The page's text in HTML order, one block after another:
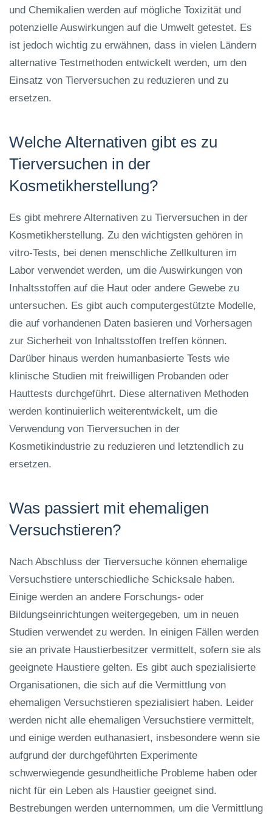
und Chemikalien werden auf mögliche Toxizität und
potenzielle Auswirkungen auf die Umwelt getestet. Es
ist jedoch wichtig zu erwähnen, dass in vielen Ländern
alternative Testmethoden entwickelt werden, um den
Einsatz von Tierversuchen zu reduzieren und zu
ersetzen.
Welche Alternativen gibt es zu
Tierversuchen in der
Kosmetikherstellung?
Es gibt mehrere Alternativen zu Tierversuchen in der
Kosmetikherstellung. Zu den wichtigsten gehören in
vitro-Tests, bei denen menschliche Zellkulturen im
Labor verwendet werden, um die Auswirkungen von
Inhaltsstoffen auf die Haut oder andere Gewebe zu
untersuchen. Es gibt auch computergestützte Modelle,
die auf vorhandenen Daten basieren und Vorhersagen
zur Sicherheit von Inhaltsstoffen treffen können.
Darüber hinaus werden humanbasierte Tests wie
klinische Studien mit freiwilligen Probanden oder
Hauttests durchgeführt. Diese alternativen Methoden
werden kontinuierlich weiterentwickelt, um die
Verwendung von Tierversuchen in der
Kosmetikindustrie zu reduzieren und letztendlich zu
ersetzen.
Was passiert mit ehemaligen
Versuchstieren?
Nach Abschluss der Tierversuche können ehemalige
Versuchstiere unterschiedliche Schicksale haben.
Einige werden an andere Forschungs- oder
Bildungseinrichtungen weitergegeben, um in neuen
Studien verwendet zu werden. In einigen Fällen werden
sie an private Haustierbesitzer vermittelt, sofern sie als
geeignete Haustiere gelten. Es gibt auch spezialisierte
Organisationen, die sich auf die Vermittlung von
ehemaligen Versuchstieren spezialisiert haben. Leider
werden nicht alle ehemaligen Versuchstiere vermittelt,
und einige werden euthanasiert, insbesondere wenn sie
aufgrund der durchgeführten Experimente
schwerwiegende gesundheitliche Probleme haben oder
nicht für ein Leben als Haustier geeignet sind.
Bestrebungen werden unternommen, um die Vermittlung